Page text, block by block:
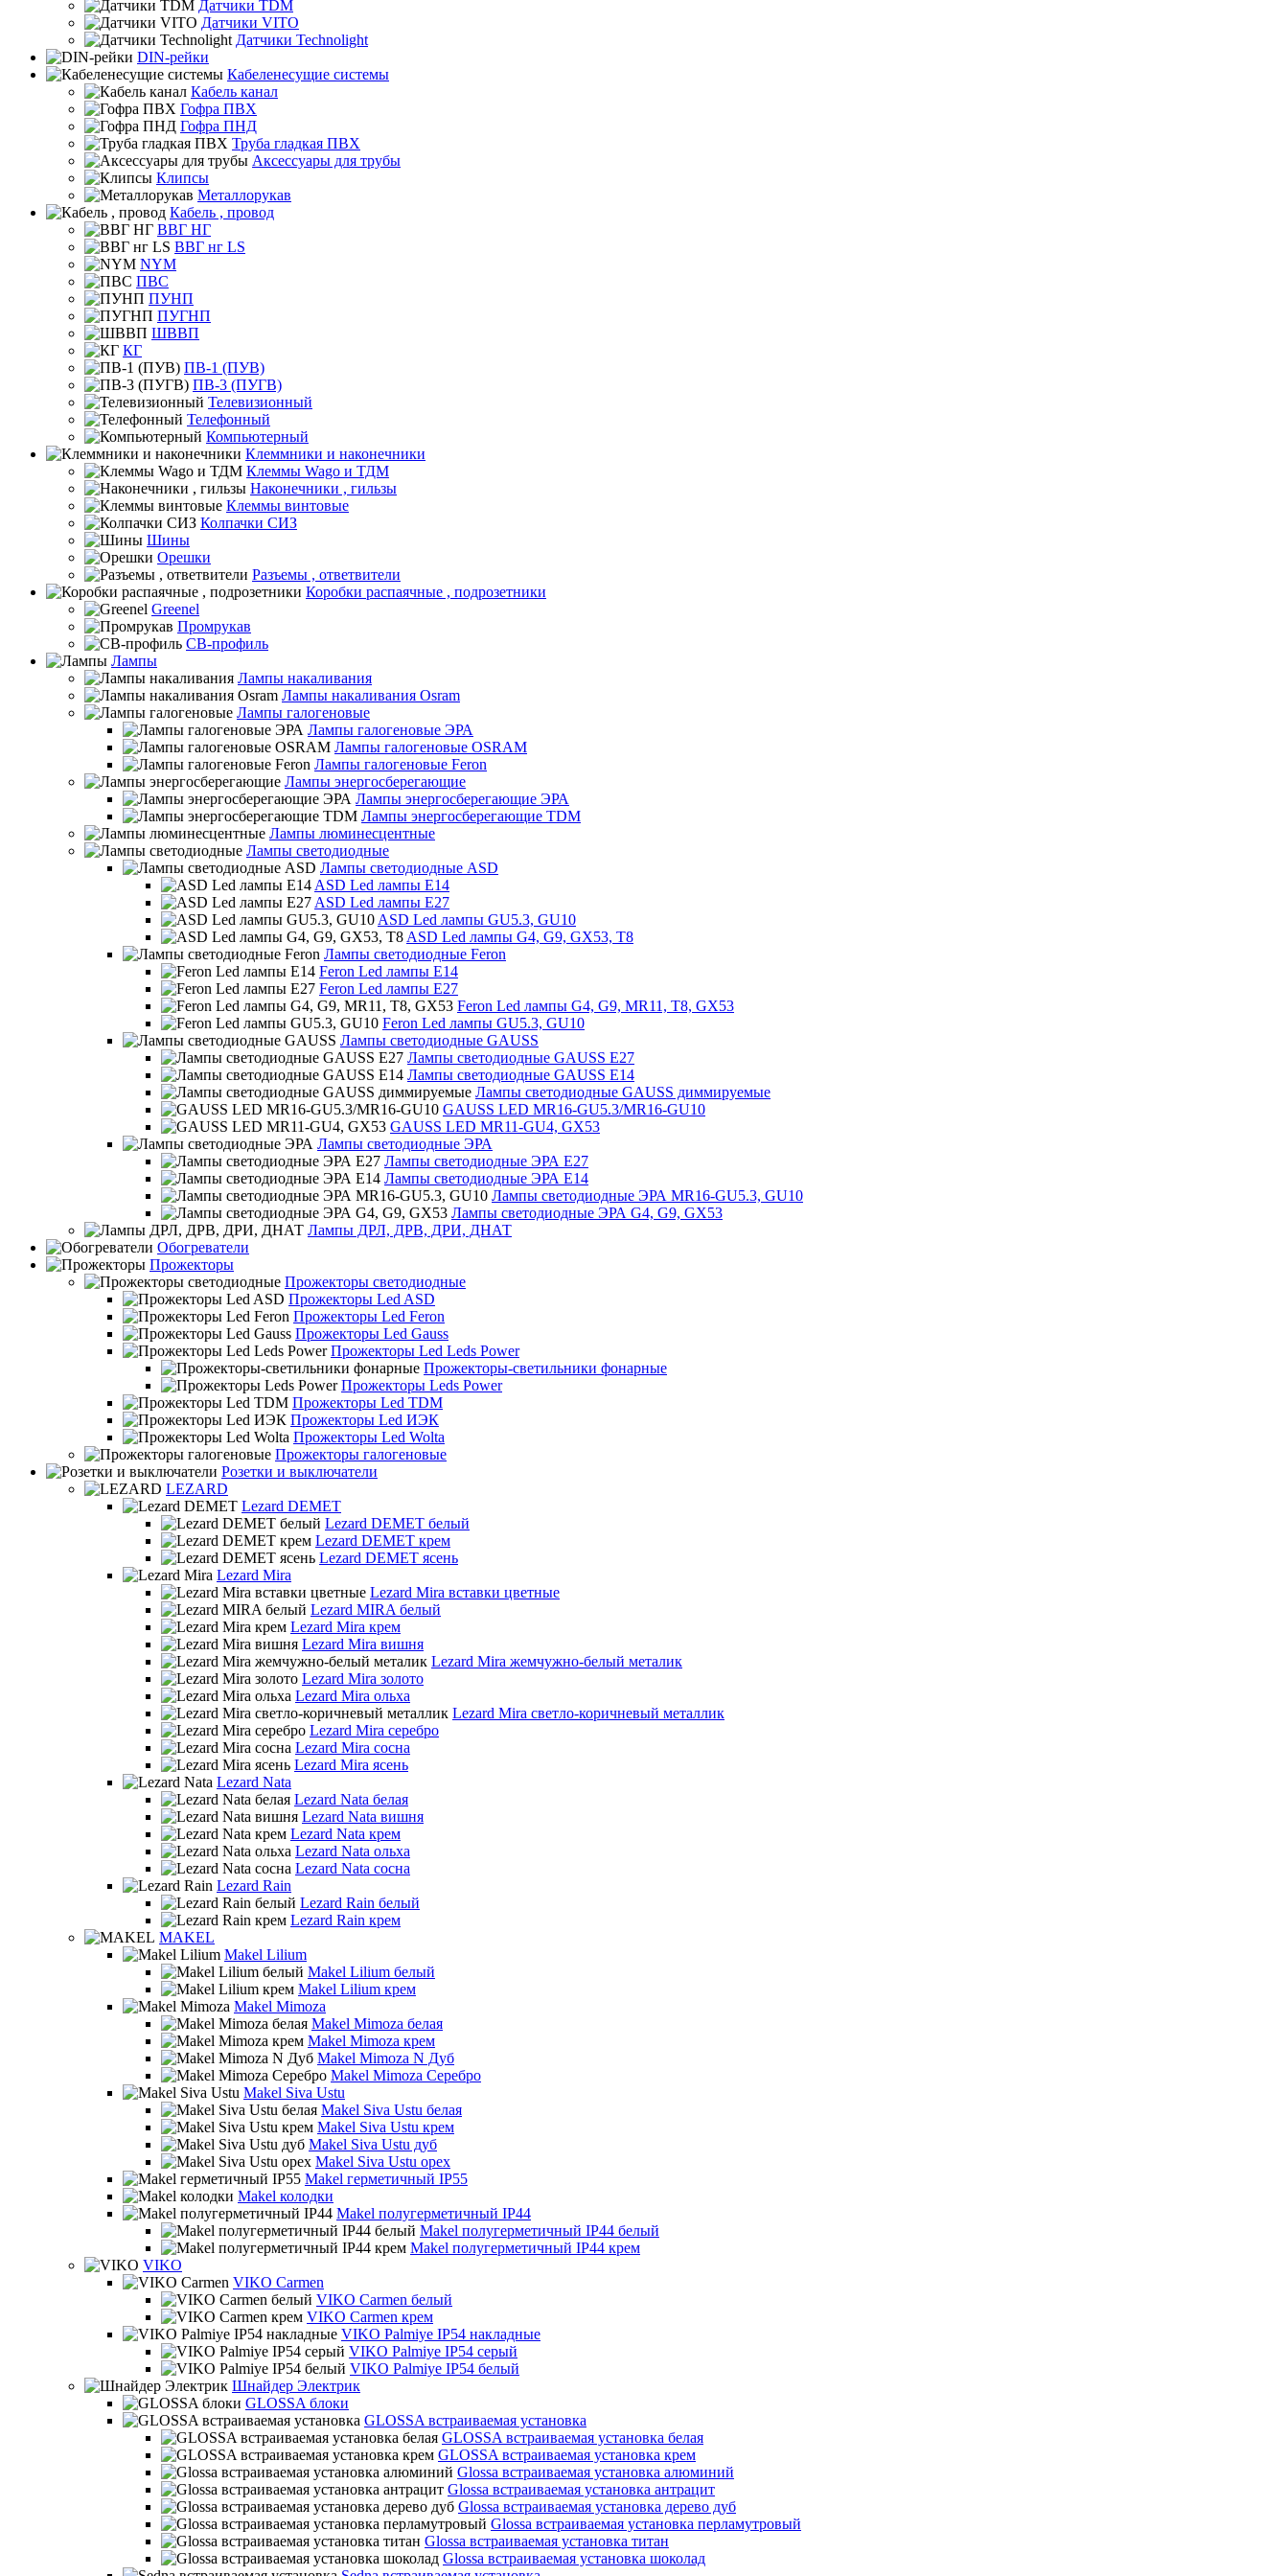
Датчики TDM
Датчики VITO
Датчики Technolight
DIN-рейки
Кабеленесущие системы
Кабель канал
Гофра ПВХ
Гофра ПНД
Труба гладкая ПВХ
Аксессуары для трубы
Клипсы
Металлорукав
Кабель , провод
ВВГ НГ
ВВГ нг LS
NYM
ПВС
ПУНП
ПУГНП
ШВВП
КГ
ПВ-1 (ПУВ)
ПВ-3 (ПУГВ)
Телевизионный
Телефонный
Компьютерный
Клеммники и наконечники
Клеммы Wago и ТДМ
Наконечники , гильзы
Клеммы винтовые
Колпачки СИЗ
Шины
Орешки
Разъемы , ответвители
Коробки распаячные , подрозетники
Greenel
Промрукав
СВ-профиль
Лампы
Лампы накаливания
Лампы накаливания Osram
Лампы галогеновые
Лампы галогеновые ЭРА
Лампы галогеновые OSRAM
Лампы галогеновые Feron
Лампы энергосберегающие
Лампы энергосберегающие ЭРА
Лампы энергосберегающие TDM
Лампы люминесцентные
Лампы светодиодные
Лампы светодиодные ASD
ASD Led лампы E14
ASD Led лампы E27
ASD Led лампы GU5.3, GU10
ASD Led лампы G4, G9, GX53, T8
Лампы светодиодные Feron
Feron Led лампы E14
Feron Led лампы E27
Feron Led лампы G4, G9, MR11, T8, GX53
Feron Led лампы GU5.3, GU10
Лампы светодиодные GAUSS
Лампы светодиодные GAUSS E27
Лампы светодиодные GAUSS E14
Лампы светодиодные GAUSS диммируемые
GAUSS LED MR16-GU5.3/MR16-GU10
GAUSS LED MR11-GU4, GX53
Лампы светодиодные ЭРА
Лампы светодиодные ЭРА Е27
Лампы светодиодные ЭРА Е14
Лампы светодиодные ЭРА MR16-GU5.3, GU10
Лампы светодиодные ЭРА G4, G9, GX53
Лампы ДРЛ, ДРВ, ДРИ, ДНАТ
Обогреватели
Прожекторы
Прожекторы светодиодные
Прожекторы Led ASD
Прожекторы Led Feron
Прожекторы Led Gauss
Прожекторы Led Leds Power
Прожекторы-светильники фонарные
Прожекторы Leds Power
Прожекторы Led TDM
Прожекторы Led ИЭК
Прожекторы Led Wolta
Прожекторы галогеновые
Розетки и выключатели
LEZARD
Lezard DEMET
Lezard DEMET белый
Lezard DEMET крем
Lezard DEMET ясень
Lezard Mira
Lezard Mira вставки цветные
Lezard MIRA белый
Lezard Mira крем
Lezard Mira вишня
Lezard Mira жемчужно-белый металик
Lezard Mira золото
Lezard Mira ольха
Lezard Mira светло-коричневый металлик
Lezard Mira серебро
Lezard Mira сосна
Lezard Mira ясень
Lezard Nata
Lezard Nata белая
Lezard Nata вишня
Lezard Nata крем
Lezard Nata ольха
Lezard Nata сосна
Lezard Rain
Lezard Rain белый
Lezard Rain крем
MAKEL
Makel Lilium
Makel Lilium белый
Makel Lilium крем
Makel Mimoza
Makel Mimoza белая
Makel Mimoza крем
Makel Mimoza N Дуб
Makel Mimoza Серебро
Makel Siva Ustu
Makel Siva Ustu белая
Makel Siva Ustu крем
Makel Siva Ustu дуб
Makel Siva Ustu орех
Makel герметичный IP55
Makel колодки
Makel полугерметичный IP44
Makel полугерметичный IP44 белый
Makel полугерметичный IP44 крем
VIKO
VIKO Carmen
VIKO Carmen белый
VIKO Carmen крем
VIKO Palmiye IP54 накладные
VIKO Palmiye IP54 серый
VIKO Palmiye IP54 белый
Шнайдер Электрик
GLOSSA блоки
GLOSSA встраиваемая установка
GLOSSA встраиваемая установка белая
GLOSSA встраиваемая установка крем
Glossa встраиваемая установка алюминий
Glossa встраиваемая установка антрацит
Glossa встраиваемая установка дерево дуб
Glossa встраиваемая установка перламутровый
Glossa встраиваемая установка титан
Glossa встраиваемая установка шоколад